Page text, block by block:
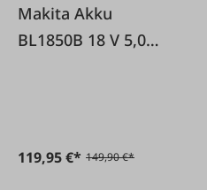
Makita Akku
BL1850B 18 V 5,0
119,95 €* 149,90 €*